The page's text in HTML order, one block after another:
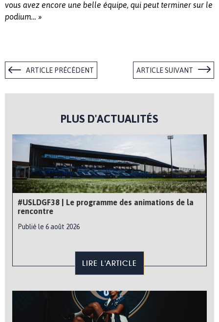
vous avez encore une belle équipe, qui peut terminer sur le
podium… »
ARTICLE PRÉCÉDENT ARTICLE SUIVANT
PLUS D'ACTUALITÉS
#USLDGF38 | Le programme des animations de la
rencontre
Publié le 6 août 2026
LIRE L'ARTICLE